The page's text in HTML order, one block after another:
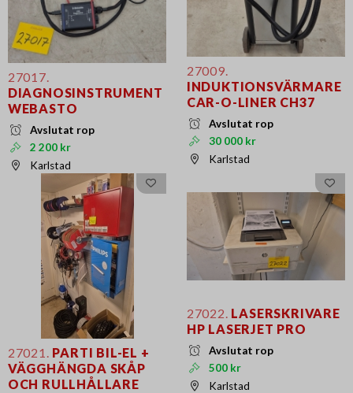
27017.
DIAGNOSINSTRUMENT
WEBASTO
Avslutat rop
2 200 kr
Karlstad
27009.
INDUKTIONSVÄRMARE
CAR-O-LINER CH37
Avslutat rop
30 000 kr
Karlstad
27021. PARTI BIL-EL +
VÄGGHÄNGDA SKÅP
OCH RULLHÅLLARE
27022. LASERSKRIVARE
HP LASERJET PRO
Avslutat rop
500 kr
Karlstad